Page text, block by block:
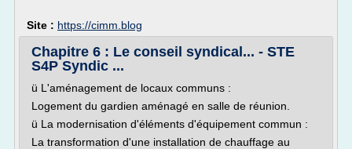
Site : https://cimm.blog
Chapitre 6 : Le conseil syndical... - STE
S4P Syndic ...
ü L'aménagement de locaux communs :
Logement du gardien aménagé en salle de réunion.
ü La modernisation d'éléments d'équipement commun :
La transformation d'une installation de chauffage au